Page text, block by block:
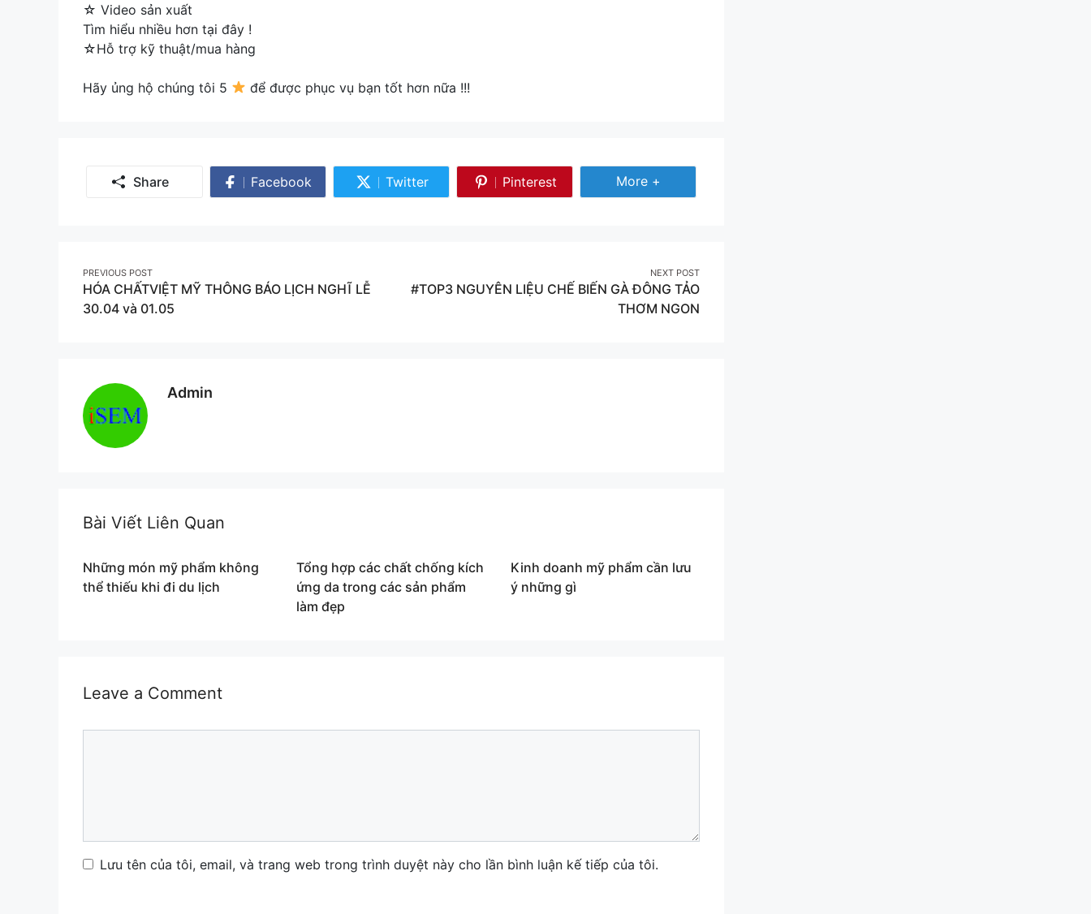
☆ Video sản xuất
Tìm hiểu nhiều hơn tại đây !
☆Hỗ trợ kỹ thuật/mua hàng
Hãy ủng hộ chúng tôi 5 để được phục vụ bạn tốt hơn nữa !!!
Share Facebook
Share
Twitter
Share
Pinterest
Share
Share
More
More +
Post
navigation
PREVIOUS POST
HÓA CHẤTVIỆT MỸ THÔNG BÁO LỊCH NGHĨ LỄ
30.04 và 01.05
NEXT POST
#TOP3 NGUYÊN LIỆU CHẾ BIẾN GÀ ĐÔNG TẢO
THƠM NGON
Admin
Bài Viết Liên Quan
Những món mỹ phẩm không
thể thiếu khi đi du lịch
Tổng hợp các chất chống kích
ứng da trong các sản phẩm
làm đẹp
Kinh doanh mỹ phẩm cần lưu
ý những gì
Leave a Comment
Name
Email
Website
Lưu tên của tôi, email, và trang web trong trình duyệt này cho lần bình luận kế tiếp của tôi.